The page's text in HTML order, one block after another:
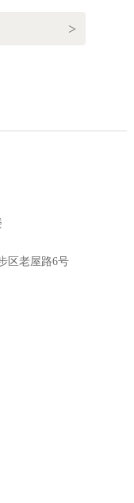
区老屋路6号